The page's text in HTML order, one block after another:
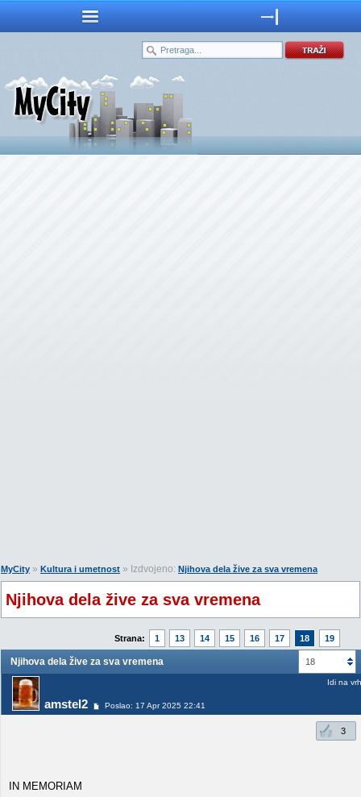
MyCity » Kultura i umetnost » Izdvojeno: Njihova dela žive za sva vremena
Njihova dela žive za sva vremena
Strana: 1 13 14 15 16 17 18 19
18
Njihova dela žive za sva vremena
amstel2 Poslao: 17 Apr 2025 22:41
Idi na vrh
3
IN MEMORIAM